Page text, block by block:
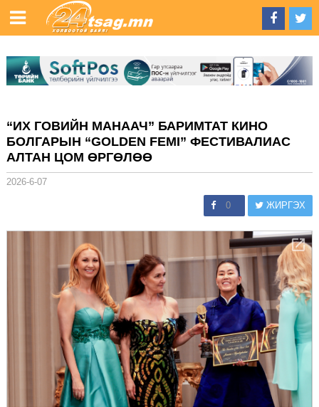
“ИХ ГОВИЙН МАНААЧ” БАРИМТАТ КИНО
БОЛГАРЫН “GOLDEN FEMI” ФЕСТИВАЛИАС
АЛТАН ЦОМ ӨРГӨЛӨӨ
2026-6-07
0 ЖИРГЭХ